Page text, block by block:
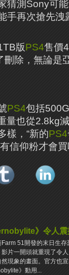
猜測Sony可
手再次搶先洩
版PS4售價
除，無論是
PS4包括
量也從2.8kg
樣，“新的PS4
信仰粉才會買
》令人
Farm 51開發的末日生
影片一開頭就重現了令
然現象的畫面。官方也
》動用...